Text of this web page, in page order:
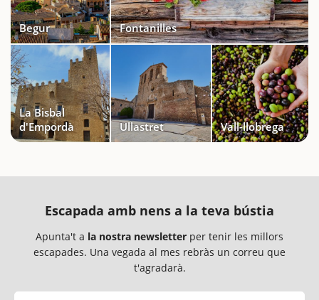
Begur Fontanilles
La Bisbal
d'Empordà
Ullastret Vall-llobrega
Escapada amb nens a la teva bústia
Apunta't a la nostra newsletter per tenir les millors
escapades. Una vegada al mes rebràs un correu que
t'agradarà.